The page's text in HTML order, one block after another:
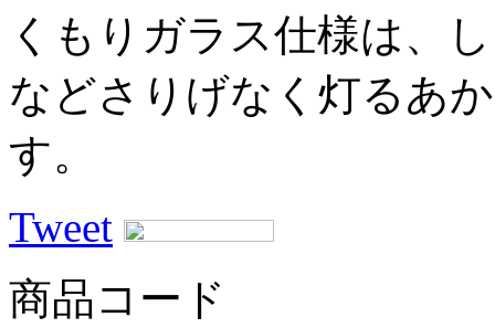
くもりガラス仕様は、
などさりげなく灯るあ
す。
Tweet
商品コード